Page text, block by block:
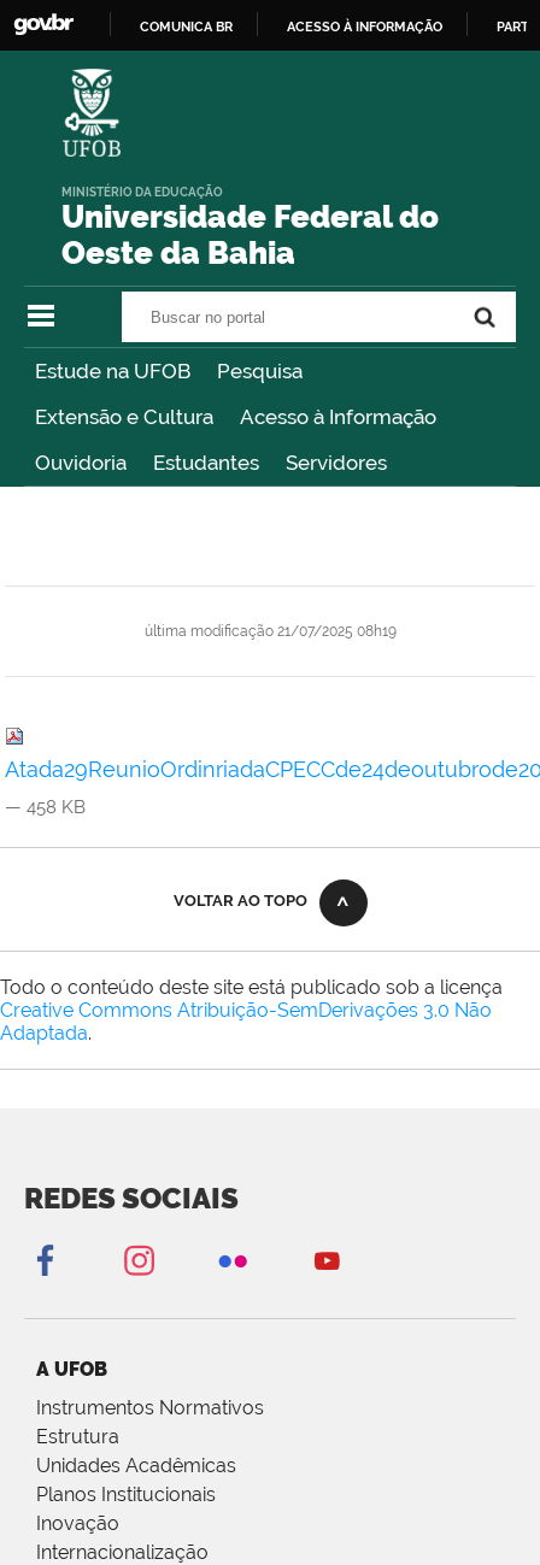
COMUNICA BR ACESSO À INFORMAÇÃO
Universidade Federal do
Oeste da Bahia
MINISTÉRIO DA EDUCAÇÃO
Estude na UFOB
Pesquisa
Extensão e Cultura
Acesso à Informação
Ouvidoria
Estudantes Servidores
última modificação21/07/2025 08h19
— 458 KB
VOLTAR AO TOPO
Todo o conteúdo deste site está publicado sob a licença
Creative Commons Atribuição-SemDerivações 3.0 Não
Adaptada.
REDES SOCIAIS
A UFOB
Instrumentos Normativos
Estrutura
Unidades Acadêmicas
Planos Institucionais
Inovação
Internacionalização